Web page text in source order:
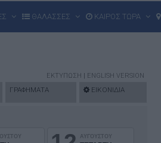
ΘΑΛΑΣΣΕΣ ΚΑΙΡΟΣ ΤΩΡΑ
ΕΚΤΥΠΩΣΗ | ENGLISH VERSION
ΓΡΑΦΗΜΑΤΑ ΕΙΚΟΝΙΔΙΑ
ΑΥΓΟΥΣΤΟΥ